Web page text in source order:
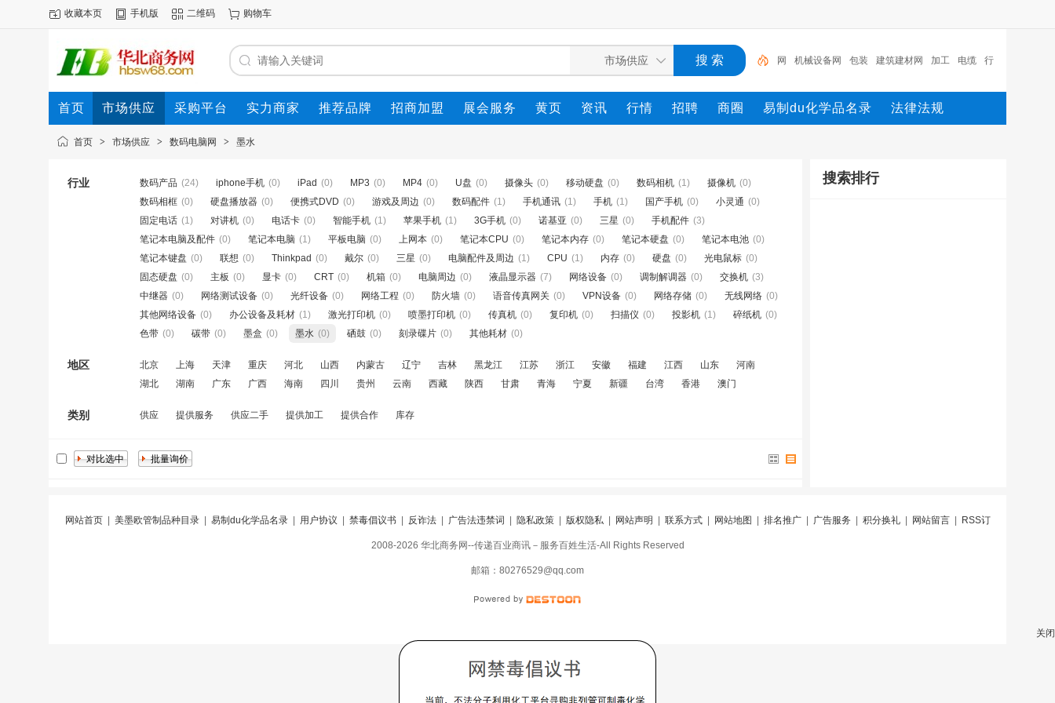
收藏本页 手机版 二维码 购物车
网 机械设备网 包装 建筑建材网 加工 电缆 行
业设备 陶瓷纤维模块 测量 环保设备
首页 市场供应 采购平台 实力商家 推荐品牌 招商加盟 展会服务 黄页 资讯 行情 招聘 商圈 易制du化学品名录 法律法规
首页 > 市场供应 > 数码电脑网 > 墨水
行业 数码产品 (24) iphone手机 (0) iPad (0) MP3 (0) MP4 (0) U盘 (0) 摄像头 (0) 移动硬盘 (0) 数码相机 (1) 摄像机 (0)
数码相框 (0) 硬盘播放器 (0) 便携式DVD (0) 游戏及周边 (0) 数码配件 (1) 手机通讯 (1) 手机 (1) 国产手机 (0) 小灵通 (0)
固定电话 (1) 对讲机 (0) 电话卡 (0) 智能手机 (1) 苹果手机 (1) 3G手机 (0) 诺基亚 (0) 三星 (0) 手机配件 (3)
笔记本电脑及配件 (0) 笔记本电脑 (1) 平板电脑 (0) 上网本 (0) 笔记本CPU (0) 笔记本内存 (0) 笔记本硬盘 (0) 笔记本电池 (0)
笔记本键盘 (0) 联想 (0) Thinkpad (0) 戴尔 (0) 三星 (0) 电脑配件及周边 (1) CPU (1) 内存 (0) 硬盘 (0) 光电鼠标 (0)
固态硬盘 (0) 主板 (0) 显卡 (0) CRT (0) 机箱 (0) 电脑周边 (0) 液晶显示器 (7) 网络设备 (0) 调制解调器 (0) 交换机 (3)
中继器 (0) 网络测试设备 (0) 光纤设备 (0) 网络工程 (0) 防火墙 (0) 语音传真网关 (0) VPN设备 (0) 网络存储 (0) 无线网络 (0)
其他网络设备 (0) 办公设备及耗材 (1) 激光打印机 (0) 喷墨打印机 (0) 传真机 (0) 复印机 (0) 扫描仪 (0) 投影机 (1) 碎纸机 (0)
色带 (0) 碳带 (0) 墨盒 (0) 墨水 (0) 硒鼓 (0) 刻录碟片 (0) 其他耗材 (0)
地区 北京 上海 天津 重庆 河北 山西 内蒙古 辽宁 吉林 黑龙江 江苏 浙江 安徽 福建 江西 山东
河南
湖北
湖南 广东 广西 海南 四川 贵州 云南 西藏 陕西 甘肃 青海 宁夏 新疆 台湾 香港 澳门
类别 供应 提供服务 供应二手 提供加工 提供合作 库存
搜索排行
网站首页| 美墨欧管制品种目录| 易制du化学品名录| 用户协议 禁毒倡议书| 反诈法| 广告法违禁词 隐私政策| 版权隐私| 网站声明 联系方式| 网站地图 排名推广| 广告服务 积分换礼| 网站留言| RSS订
阅|违规举报|冀ICP备16010583号-5 |冀公网安备13098402000099号
2008-2026 华北商务网--传递百业商讯－服务百姓生活-All Rights Reserved
邮箱：80276529@qq.com
关闭